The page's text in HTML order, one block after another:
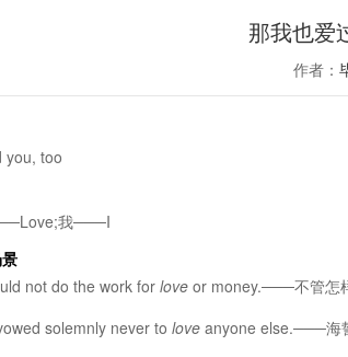
那我也爱
作者：
you, too
我───I
not do the work for love or money.───不管怎
solemnly never to love anyone else.───海